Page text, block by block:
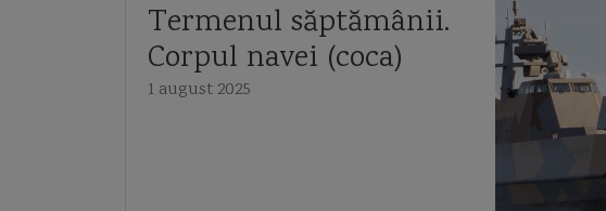
Termenul săptămânii.
Corpul navei (coca)
1 august 2025